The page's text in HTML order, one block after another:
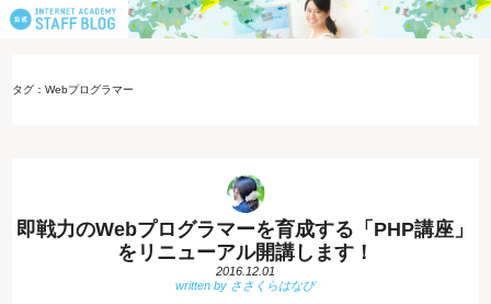
タグ：Webプログラマー
即戦力のWebプログラマーを育成する「PHP講座」
をリニューアル開講します！
2016.12.01